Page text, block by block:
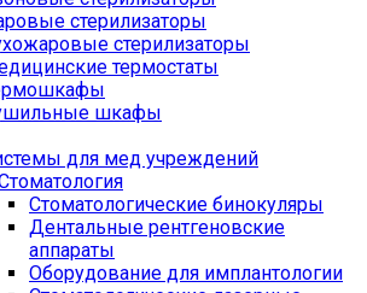
стерилизаторы
стерилизаторы
термостаты
шкафы
для мед учреждений
Стоматологические бинокуляры
Дентальные рентгеновские
аппараты
Оборудование для имплантологии